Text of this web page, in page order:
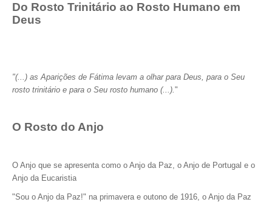
Do Rosto Trinitário ao Rosto Humano em
Deus
"(...) as Aparições de Fátima levam a olhar para Deus, para o Seu
rosto trinitário e para o Seu rosto humano (...)."
O Rosto do Anjo
O Anjo que se apresenta como o Anjo da Paz, o Anjo de Portugal e o
Anjo da Eucaristia
"Sou o Anjo da Paz!" na primavera e outono de 1916, o Anjo da Paz